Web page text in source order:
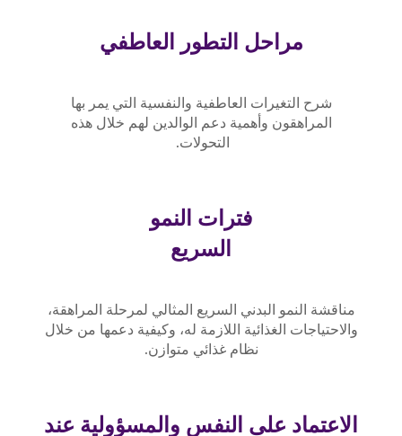
مراحل التطور العاطفي
شرح التغيرات العاطفية والنفسية التي يمر بها
المراهقون وأهمية دعم الوالدين لهم خلال هذه
التحولات.
فترات النمو
السريع
مناقشة النمو البدني السريع المثالي لمرحلة المراهقة،
والاحتياجات الغذائية اللازمة له، وكيفية دعمها من خلال
نظام غذائي متوازن.
الاعتماد على النفس والمسؤولية عند